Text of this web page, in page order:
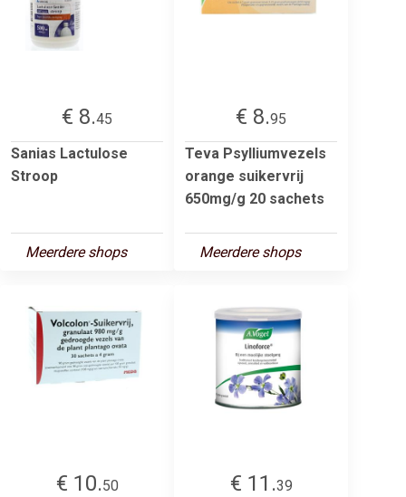
€ 8.45
Sanias Lactulose
Stroop
Meerdere shops
€ 8.95
Teva Psylliumvezels
orange suikervrij
650mg/g 20 sachets
Meerdere shops
€ 10.50
€ 11.39